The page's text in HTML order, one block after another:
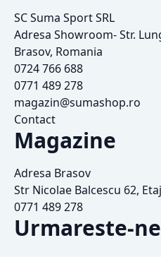
SC Suma Sport SRL
Adresa Showroom- Str.
Brasov, Romania
0724 766 688
0771 489 278
magazin@sumashop.ro
Contact
Magazine
Adresa Brasov
Str Nicolae Balcescu 62,
0771 489 278
Urmareste-